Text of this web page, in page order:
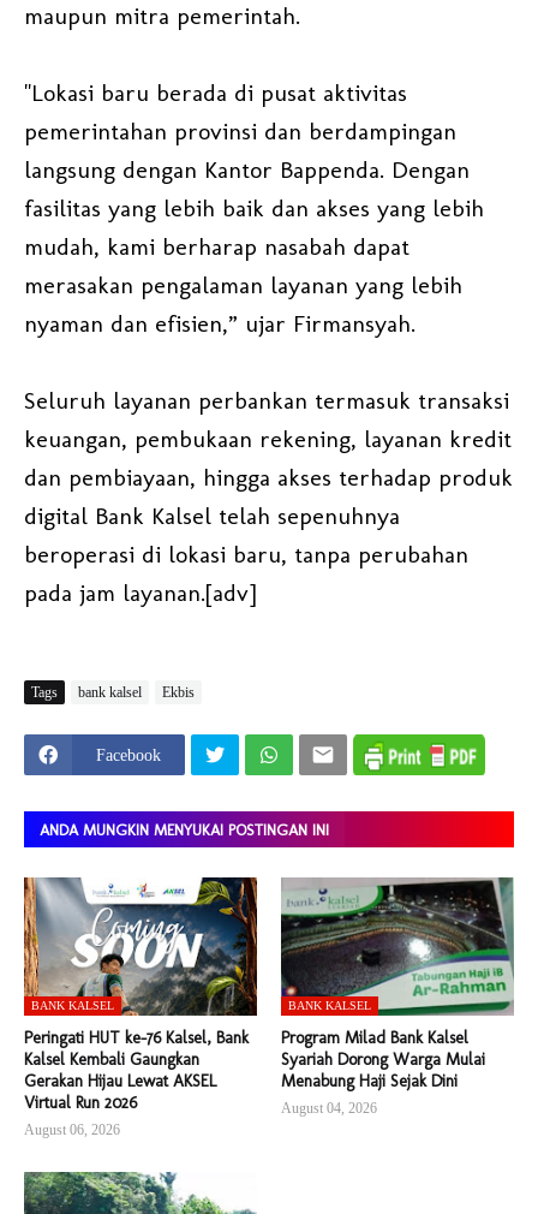
maupun mitra pemerintah.
"Lokasi baru berada di pusat aktivitas
pemerintahan provinsi dan berdampingan
langsung dengan Kantor Bappenda. Dengan
fasilitas yang lebih baik dan akses yang lebih
mudah, kami berharap nasabah dapat
merasakan pengalaman layanan yang lebih
nyaman dan efisien,” ujar Firmansyah.
Seluruh layanan perbankan termasuk transaksi
keuangan, pembukaan rekening, layanan kredit
dan pembiayaan, hingga akses terhadap produk
digital Bank Kalsel telah sepenuhnya
beroperasi di lokasi baru, tanpa perubahan
pada jam layanan.[adv]
Tags bank kalsel Ekbis
Facebook
ANDA MUNGKIN MENYUKAI POSTINGAN INI
BANK KALSEL
Peringati HUT ke-76 Kalsel, Bank
Kalsel Kembali Gaungkan
Gerakan Hijau Lewat AKSEL
Virtual Run 2026
August 06, 2026
BANK KALSEL
Program Milad Bank Kalsel
Syariah Dorong Warga Mulai
Menabung Haji Sejak Dini
August 04, 2026